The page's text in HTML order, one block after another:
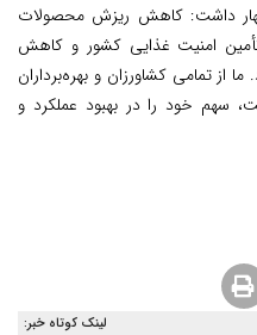
داشت: کاهش ریزش محصولات
امنیت غذایی کشور و کاهش
از تمامی کشاورزان و بهره‌برداران
سهم خود را در بهبود عملکرد و
لینک کوتاه خبر: